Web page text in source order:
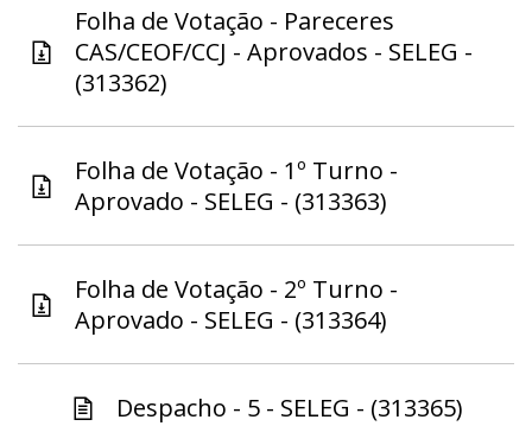
Folha de Votação - Pareceres
CAS/CEOF/CCJ - Aprovados - SELEG -
(313362)
Folha de Votação - 1º Turno -
Aprovado - SELEG - (313363)
Folha de Votação - 2º Turno -
Aprovado - SELEG - (313364)
Despacho - 5 - SELEG - (313365)